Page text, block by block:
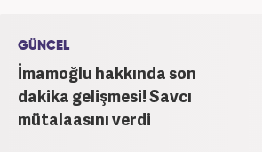
GÜNCEL
İmamoğlu hakkında son
dakika gelişmesi! Savcı
mütalaasını verdi